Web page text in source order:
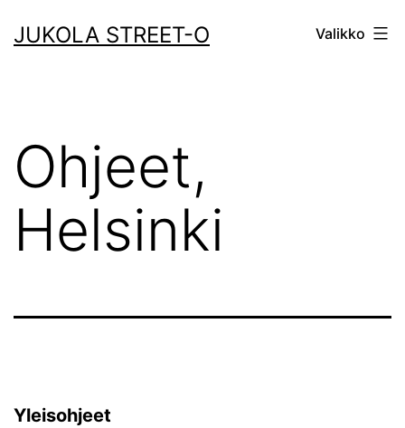
sisältöön
JUKOLA STREET-O Valikko
Ohjeet,
Helsinki
Yleisohjeet